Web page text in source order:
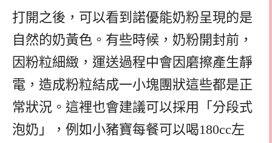
打開之後，可以看到諾優能奶粉呈現的是
自然的奶黃色。有些時候，奶粉開封前，
因粉粒細緻，運送過程中會因磨擦產生靜
電，造成粉粒結成一小塊團狀這些都是正
常狀況。 這裡也會建議可以採用「分段式
泡奶」，例如小豬寶每餐可以喝180cc左